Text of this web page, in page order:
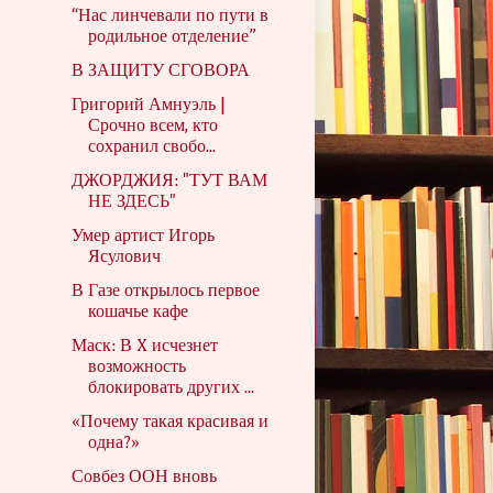
“Нас линчевали по пути в
родильное отделение”
В ЗАЩИТУ СГОВОРА
Григорий Амнуэль |
Срочно всем, кто
сохранил свобо...
ДЖОРДЖИЯ: "ТУТ ВАМ
НЕ ЗДЕСЬ"
Умер артист Игорь
Ясулович
В Газе открылось первое
кошачье кафе
Маск: В X исчезнет
возможность
блокировать других ...
«Почему такая красивая и
одна?»
Совбез ООН вновь